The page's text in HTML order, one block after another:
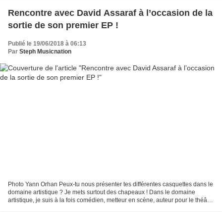
Rencontre avec David Assaraf à l’occasion de la
sortie de son premier EP !
Publié le 19/06/2018 à 06:13
Par Steph Musicnation
Photo Yann Orhan Peux-tu nous présenter tes différentes casquettes dans le
domaine artistique ? Je mets surtout des chapeaux ! Dans le domaine
artistique, je suis à la fois comédien, metteur en scène, auteur pour le théâtre